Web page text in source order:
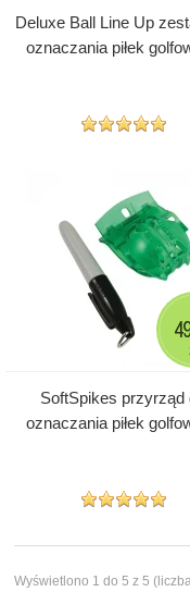
Deluxe Ball Line Up
oznaczania piłek
SoftSpikes przyrząd
oznaczania piłek
Wyświetlono 1 do 5 z 5